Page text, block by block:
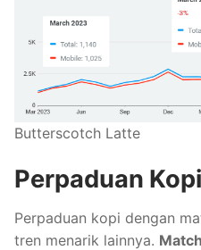
Butterscotch Latte
Perpaduan
Perpaduan kopi dengan
tren menarik lainnya.